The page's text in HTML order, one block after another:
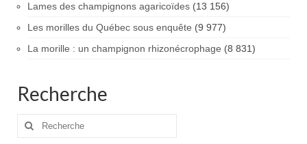
Lames des champignons agaricoïdes (13 156)
Les morilles du Québec sous enquête (9 977)
La morille : un champignon rhizonécrophage (8 831)
Recherche
Rechercher